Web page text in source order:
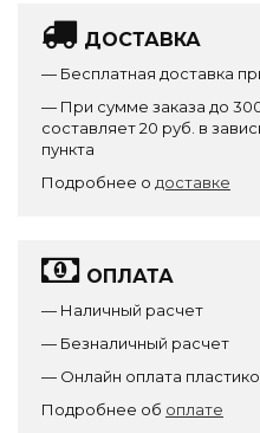
ДОСТАВКА
— Бесплатная доставка
— При сумме заказа до
составляет 20 руб. в
пункта
Подробнее о доставке
ОПЛАТА
— Наличный расчет
— Безналичный расчет
— Онлайн оплата
Подробнее об оплате